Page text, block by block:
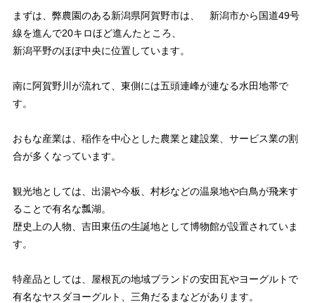
まずは、弊農園のある新潟県阿賀野市は、 新潟市から国道49号
線を進んで20キロほど進んたところ、
新潟平野のほぼ中央に位置しています。
南に阿賀野川が流れて、東側には五頭連峰が連なる水田地帯で
す。
おもな産業は、稲作を中心とした農業と建設業、サービス業の割
合が多くなっています。
観光地としては、出湯や今板、村杉などの温泉地や白鳥が飛来す
ることで有名な瓢湖。
歴史上の人物、吉田東伍の生誕地として博物館が設置されていま
す。
特産品としては、屋根瓦の地域ブランドの安田瓦やヨーグルトで
有名なヤスダヨーグルト、三角だるまなどがあります。